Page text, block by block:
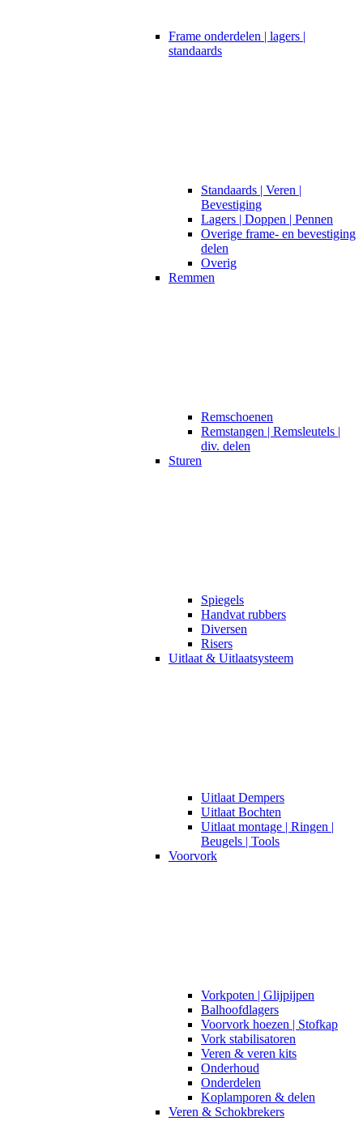
Frame onderdelen | lagers |
standaards
Standaards | Veren |
Bevestiging
Lagers | Doppen | Pennen
Overige frame- en bevestiging
delen
Overig
Remmen
Remschoenen
Remstangen | Remsleutels |
div. delen
Sturen
Spiegels
Handvat rubbers
Diversen
Risers
Uitlaat & Uitlaatsysteem
Uitlaat Dempers
Uitlaat Bochten
Uitlaat montage | Ringen |
Beugels | Tools
Voorvork
Vorkpoten | Glijpijpen
Balhoofdlagers
Voorvork hoezen | Stofkap
Vork stabilisatoren
Veren & veren kits
Onderhoud
Onderdelen
Koplamporen & delen
Veren & Schokbrekers